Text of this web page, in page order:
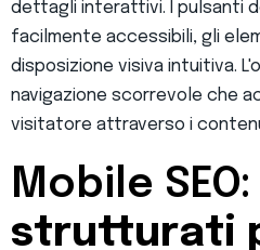
dettagli interattivi. I pulsanti
facilmente accessibili, gli
disposizione visiva intuitiva.
navigazione scorrevole che
visitatore attraverso i
Mobile SEO:
strutturati